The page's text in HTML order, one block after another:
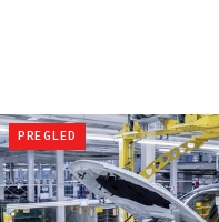
PREGLED